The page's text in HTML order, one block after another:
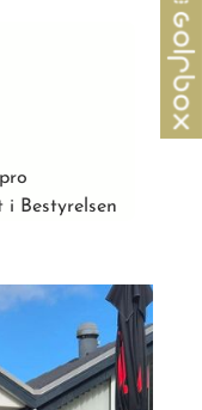
i Bestyrelsen